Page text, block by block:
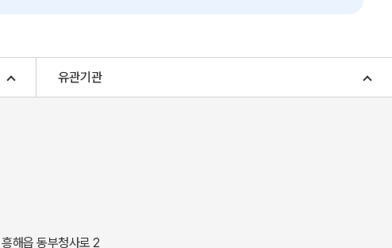
조상 땅 찾기
토지이용계획
동락관
유관기관
해읍 동부청사로 2